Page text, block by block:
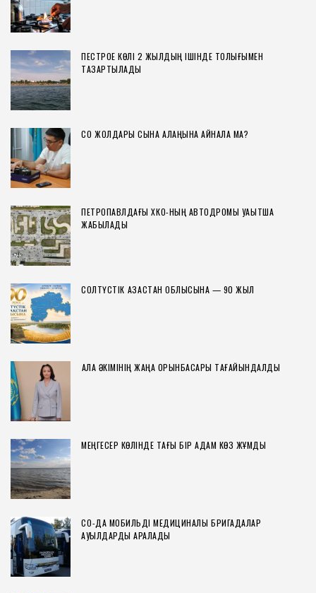
ПЕСТРОЕ КӨЛІ 2 ЖЫЛДЫҢ ІШІНДЕ ТОЛЫҒЫМЕН
ТАЗАРТЫЛАДЫ
СҚО ЖОЛДАРЫ СЫНАҚ АЛАҢЫНА АЙНАЛА МА?
ПЕТРОПАВЛДАҒЫ ХҚКО-НЫҢ АВТОДРОМЫ УАҚЫТША
ЖАБЫЛАДЫ
СОЛТҮСТІК ҚАЗАҚСТАН ОБЛЫСЫНА — 90 ЖЫЛ
ҚАЛА ӘКІМІНІҢ ЖАҢА ОРЫНБАСАРЫ ТАҒАЙЫНДАЛДЫ
МЕҢГЕСЕР КӨЛІНДЕ ТАҒЫ БІР АДАМ КӨЗ ЖҰМДЫ
СҚО-ДА МОБИЛЬДІ МЕДИЦИНАЛЫҚ БРИГАДАЛАР
АУЫЛДАРДЫ АРАЛАДЫ